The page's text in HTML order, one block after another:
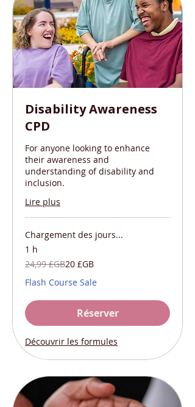
Disability Awareness
CPD
For anyone looking to enhance
their awareness and
understanding of disability and
inclusion.
Lire plus
Chargement des jours...
1 h
24,99
livres
24,99 £GB20 £GB
Flash Course Sale
Réserver
Découvrir les formules